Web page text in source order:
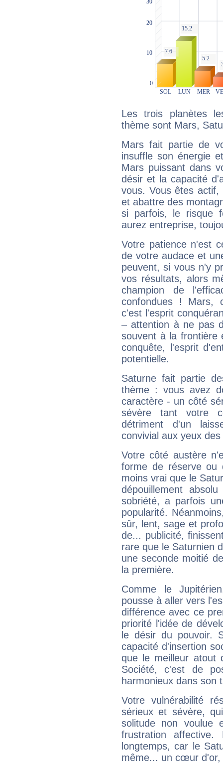
Les trois planètes
thème sont Mars,
Mars fait partie de
insuffle son énergie
Mars puissant dans
désir et la capacité
vous. Vous êtes
et abattre des
si parfois, le risque
aurez entreprise,
Votre patience n'est
de votre audace et
peuvent, si vous n'y
vos résultats, alors
champion de
confondues ! Mars,
c'est l'esprit
– attention à ne pas
souvent à la frontière
conquête, l'esprit
potentielle.
Saturne fait partie
thème : vous avez
caractère - un côté
sévère tant votre
détriment d'un
convivial aux yeux
Votre côté austère
forme de réserve
moins vrai que le
dépouillement
sobriété, a parfois
popularité.
sûr, lent, sage et
de... publicité,
rare que le Saturnien
une seconde moitié
la première.
Comme le
pousse à aller vers
différence avec ce
priorité l'idée de
le désir du pouvoir.
capacité d'insertion
que le meilleur atout
Société, c'est de
harmonieux dans son
Votre vulnérabilité
sérieux et sévère,
solitude non voulue
frustration
longtemps, car le
même... un cœur d'or,